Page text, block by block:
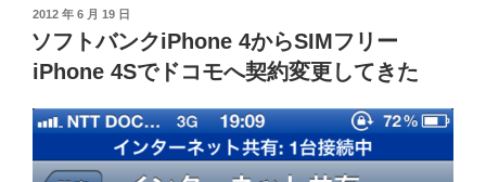
iPhone
4S
を
入
て
投
稿
日:
2012 年 6 月 19 日
ソフトバンクiPhone 4からSIMフリー
iPhone 4Sでドコモへ契約変更してきた